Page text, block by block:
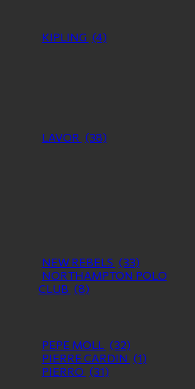
KIPLING (4)
LAVOR (38)
NEW REBELS (33)
NORTHAMPTON POLO
CLUB (8)
PEPE MOLL
(32)
PIERRE CARDIN (1)
PIERRO (31)